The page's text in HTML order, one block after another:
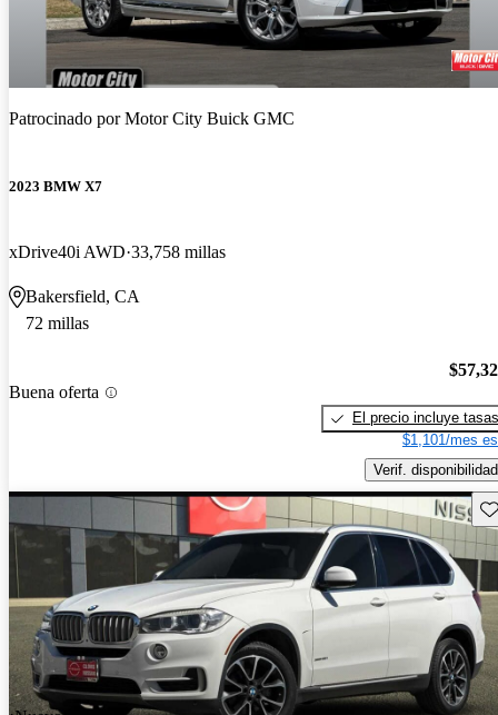
Patrocinado porMotor City Buick GMC
2023 BMW X7
xDrive40i AWD 33,758 millas
Bakersfield, CA
72 millas
Buena oferta
El precio incluye tasas
$1,101/mes
Verif. disponibilidad